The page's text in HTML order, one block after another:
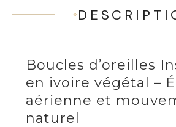
Boucles d’oreilles
en ivoire végétal –
aérienne et
naturel